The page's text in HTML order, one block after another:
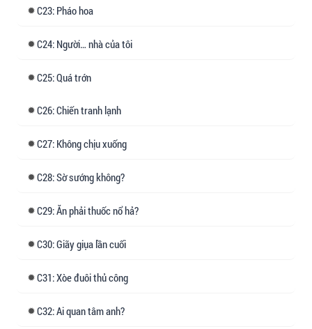
23: Pháo hoa
24: Người… nhà của tôi
25: Quá trớn
26: Chiến tranh lạnh
27: Không chịu xuống
28: Sờ sướng không?
29: Ăn phải thuốc nổ hả?
30: Giãy giụa lần cuối
31: Xòe đuôi thủ công
32: Ai quan tâm anh?